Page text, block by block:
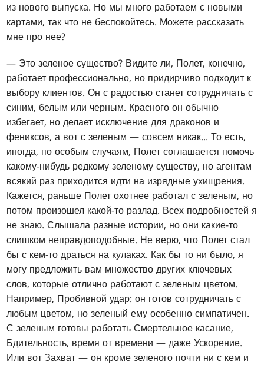
из нового выпуска. Но мы много работаем с новыми
картами, так что не беспокойтесь. Можете рассказать
мне про нее?
— Это зеленое существо? Видите ли, Полет, конечно,
работает профессионально, но придирчиво подходит к
выбору клиентов. Он с радостью станет сотрудничать с
синим, белым или черным. Красного он обычно
избегает, но делает исключение для драконов и
фениксов, а вот с зеленым — совсем никак... То есть,
иногда, по особым случаям, Полет соглашается помочь
какому-нибудь редкому зеленому существу, но агентам
всякий раз приходится идти на изрядные ухищрения.
Кажется, раньше Полет охотнее работал с зеленым, но
потом произошел какой-то разлад. Всех подробностей я
не знаю. Слышала разные истории, но они какие-то
слишком неправдоподобные. Не верю, что Полет стал
бы с кем-то драться на кулаках. Как бы то ни было, я
могу предложить вам множество других ключевых
слов, которые отлично работают с зеленым цветом.
Например, Пробивной удар: он готов сотрудничать с
любым цветом, но зеленый ему особенно симпатичен.
С зеленым готовы работать Смертельное касание,
Бдительность, время от времени — даже Ускорение.
Или вот Захват — он кроме зеленого почти ни с кем и